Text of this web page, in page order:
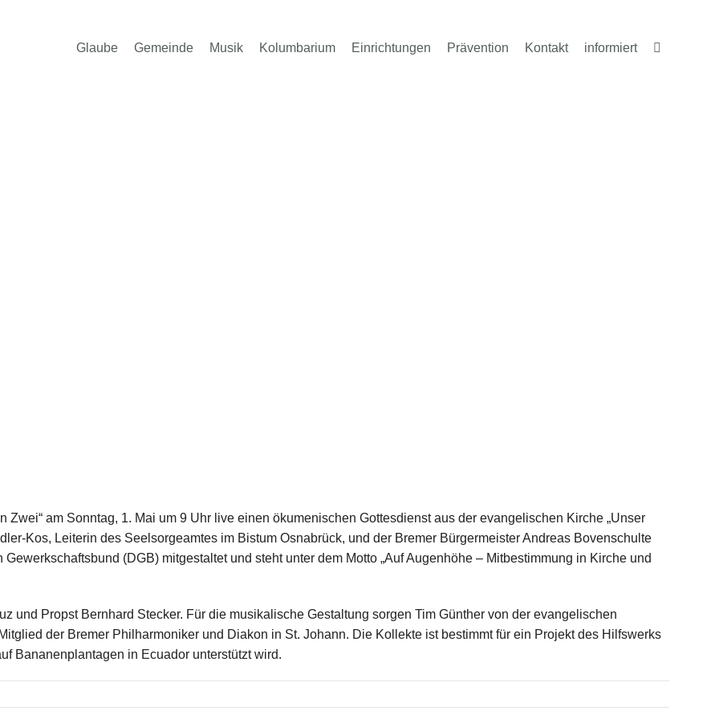
Glaube Gemeinde Musik Kolumbarium Einrichtungen Prävention Kontakt informiert
Zwei“ am Sonntag, 1. Mai um 9 Uhr live einen ökumenischen Gottesdienst aus der evangelischen Kirche „Unser
Kos, Leiterin des Seelsorgeamtes im Bistum Osnabrück, und der Bremer Bürgermeister Andreas Bovenschulte
(DGB) mitgestaltet und steht unter dem Motto „Auf Augenhöhe – Mitbestimmung in Kirche und
und Propst Bernhard Stecker. Für die musikalische Gestaltung sorgen Tim Günther von der evangelischen
der Bremer Philharmoniker und Diakon in St. Johann. Die Kollekte ist bestimmt für ein Projekt des Hilfswerks
Bananenplantagen in Ecuador unterstützt wird.